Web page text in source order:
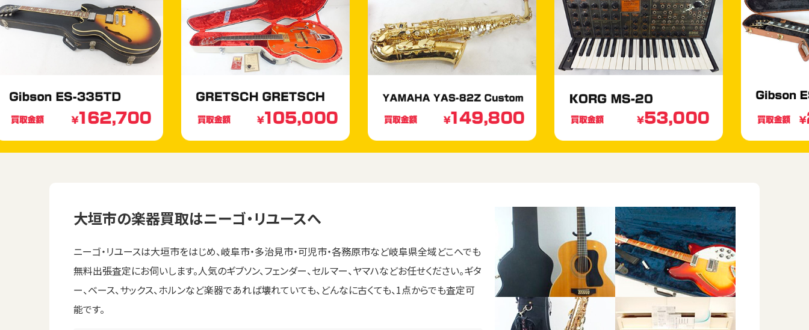
大垣市の楽器買取はニーゴ・リユースへ
ニーゴ・リユースは大垣市をはじめ、岐阜市・多治見市・可児市・各務原市など岐阜県全域どこへでも
無料出張査定にお伺いします。人気のギブソン、フェンダー、セルマー、ヤマハなどお任せください。ギタ
ー、ベース、サックス、ホルンなど楽器であれば壊れていても、どんなに古くても、1点からでも査定可
能です。